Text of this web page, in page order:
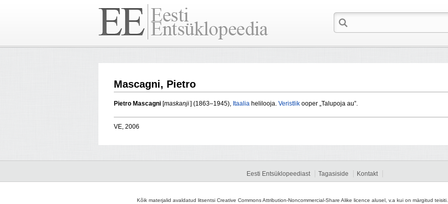
Mascagni, Pietro
Pietro Mascagni [maskanji] (1863–1945), Itaalia helilooja. Veristlik ooper „Talupoja au”.
VE, 2006
Eesti Entsüklopeediast Tagasiside Kontakt
Kõik materjalid avaldatud litsentsi Creative Commons Attribution-Noncommercial-Share Alike licence alusel, v.a kui on märgitud teisiti.